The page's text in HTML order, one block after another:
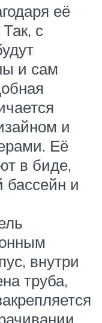
её
с
и сам
и
Её
в биде,
и
внутри
труба,